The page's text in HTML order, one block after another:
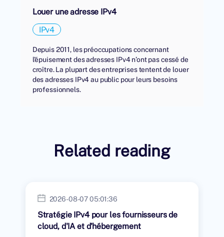
Louer une adresse IPv4
IPv4
Depuis 2011, les préoccupations concernant
l'épuisement des adresses IPv4 n’ont pas cessé de
croître. La plupart des entreprises tentent de louer
des adresses IPv4 au public pour leurs besoins
professionnels.
Related reading
2026-08-07 05:01:36
Stratégie IPv4 pour les fournisseurs de
cloud, d'IA et d'hébergement